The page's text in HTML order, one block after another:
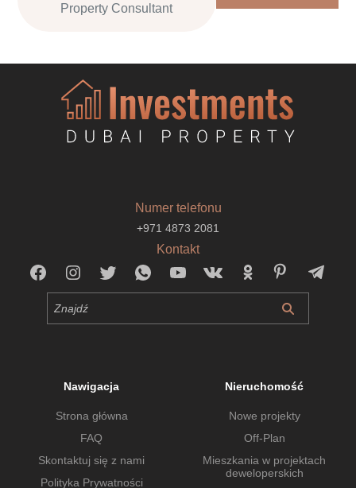
Property Consultant
Numer telefonu
+971 4873 2081
Kontakt
Nawigacja
Strona główna
FAQ
Skontaktuj się z nami
Polityka Prywatności
Nieruchomość
Nowe projekty
Off-Plan
Mieszkania w projektach
deweloperskich